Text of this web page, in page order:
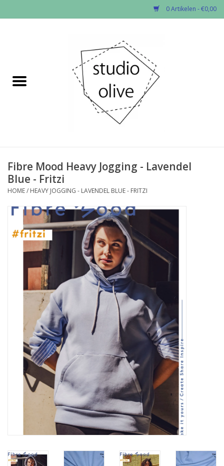
0 Artikelen - €0,00
✂︎Nieuw
Fournituren
Patronen
Workshops
Diy pakketten
Studio Olive inspireert....
Fibre Mood Heavy Jogging - Lavendel
Blue - Fritzi
HOME/ HEAVY JOGGING - LAVENDEL BLUE - FRITZI